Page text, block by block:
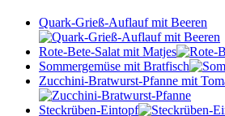
Quark-Grieß-Auflauf mit Beeren
Rote-Bete-Salat mit Matjes
Sommergemüse mit Bratfisch
Zucchini-Bratwurst-Pfanne mit
Steckrüben-Eintopf